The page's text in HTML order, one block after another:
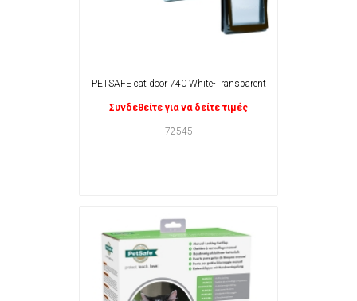
PETSAFE cat door 740 White-Transparent
Συνδεθείτε για να δείτε τιμές
72545